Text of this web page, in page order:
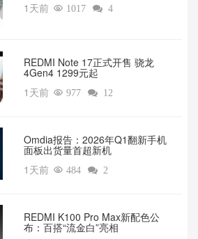
1天前  1017  4
REDMI Note 17正式开售 骁龙
4Gen4 1299元起
1天前  977  12
Omdia报告：2026年Q1翻新手机
面板出货量首超新机
1天前  484  2
REDMI K100 Pro Max新配色公
布：百搭“流金白”亮相